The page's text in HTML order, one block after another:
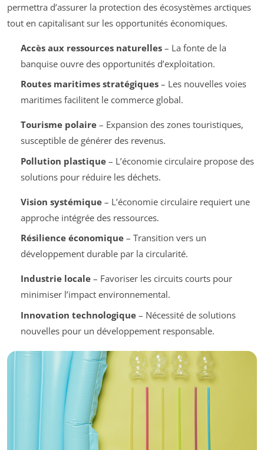
permettra d’assurer la protection des écosystèmes arctiques
tout en capitalisant sur les opportunités économiques.
Accès aux ressources naturelles– La fonte de la
banquise ouvre des opportunités d’exploitation.
Routes maritimes stratégiques– Les nouvelles voies
maritimes facilitent le commerce global.
Tourisme polaire– Expansion des zones touristiques,
susceptible de générer des revenus.
Pollution plastique– L’économie circulaire propose des
solutions pour réduire les déchets.
Vision systémique– L’économie circulaire requiert une
approche intégrée des ressources.
Résilience économique– Transition vers un
développement durable par la circularité.
Industrie locale– Favoriser les circuits courts pour
minimiser l’impact environnemental.
Innovation technologique– Nécessité de solutions
nouvelles pour un développement responsable.